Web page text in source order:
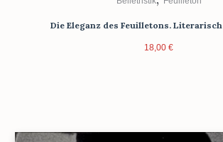
Die Eleganz des Feuilletons.
18,00 €